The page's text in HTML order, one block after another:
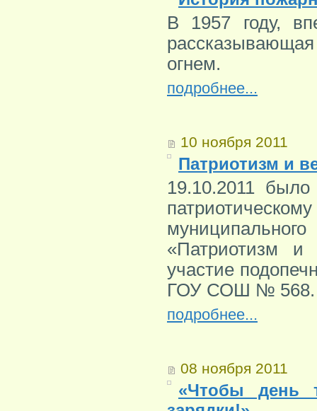
В 1957 году,
огнем.
подробнее...
10 ноября 2011
Патриотизм и
19.10.2011
«Патриотизм и
участие
ГОУ СОШ № 568.
подробнее...
08 ноября 2011
«Чтобы день